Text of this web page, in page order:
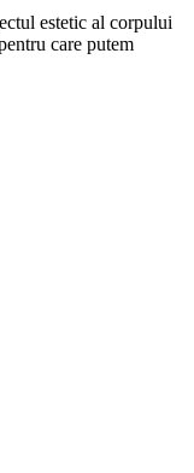
estetic al corpului
care putem